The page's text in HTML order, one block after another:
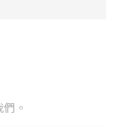
。